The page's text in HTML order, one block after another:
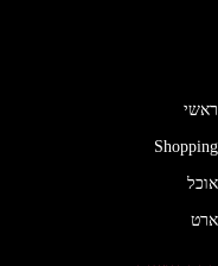
ראשי
Shopping
אוכל
ארט